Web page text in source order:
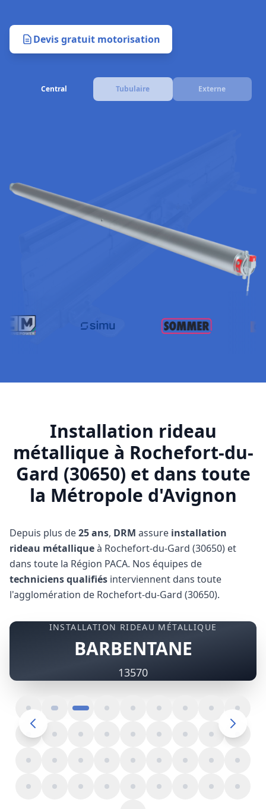
Devis gratuit motorisation
Central Tubulaire Externe
Installation rideau
métallique à Rochefort-du-
Gard (30650) et dans toute
la Métropole d'Avignon
Depuis plus de25 ans, DRM assure installation
rideau métalliqueà Rochefort-du-Gard (30650) et
dans toute la Région PACA. Nos équipes de
techniciens qualifiés interviennent dans toute
l'agglomération de Rochefort-du-Gard (30650).
INSTALLATION RIDEAU MÉTALLIQUE
BARBENTANE
13570